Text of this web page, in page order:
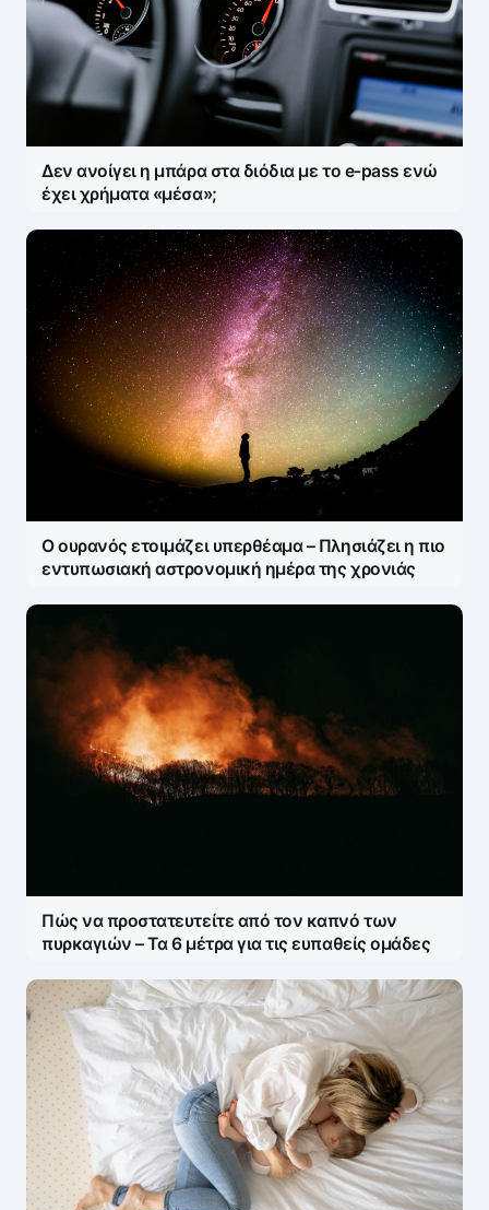
Δεν ανοίγει η μπάρα στα διόδια με το e-pass ενώ
έχει χρήματα «μέσα»;
Ο ουρανός ετοιμάζει υπερθέαμα – Πλησιάζει η πιο
εντυπωσιακή αστρονομική ημέρα της χρονιάς
Πώς να προστατευτείτε από τον καπνό των
πυρκαγιών – Τα 6 μέτρα για τις ευπαθείς ομάδες